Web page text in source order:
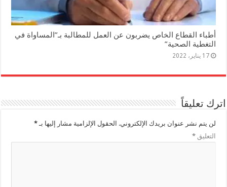
أطباء القطاع الخاص يضربون عن العمل للمطالبة بـ”المساواة في
التغطية الصحية”
17 يناير، 2022
اترك تعليقاً
لن يتم نشر عنوان بريدك الإلكتروني. الحقول الإلزامية مشار إليها بـ*
التعليق*